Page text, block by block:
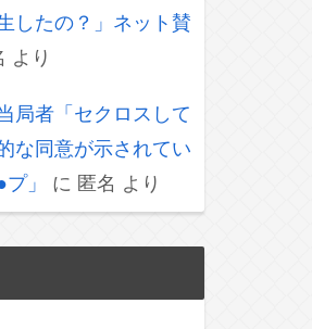
したの？」ネット賛
より
局者「セクロスして
な同意が示されてい
」
に 匿名 より